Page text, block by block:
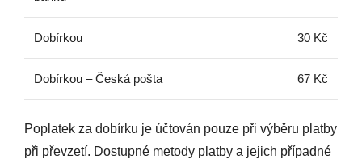
Dobírkou 30 Kč
Dobírkou – Česká pošta 67 Kč
Poplatek za dobírku je účtován pouze při výběru platby
při převzetí. Dostupné metody platby a jejich případné